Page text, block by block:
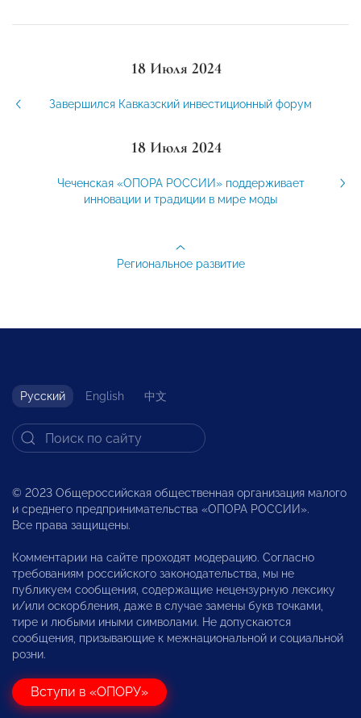
18 Июля 2024
Завершился Кавказский инвестиционный форум
18 Июля 2024
Чеченская «ОПОРА РОССИИ» поддерживает
инновации и традиции в мире моды
Региональное развитие
Русский English 中文
© 2023 Общероссийская общественная организация малого
и среднего предпринимательства «ОПОРА РОССИИ».
Все права защищены.
Комментарии на сайте проходят модерацию. Согласно
требованиям российского законодательства, мы не
публикуем сообщения, содержащие нецензурную лексику
и/или оскорбления, даже в случае замены букв точками,
тире и любыми иными символами. Не допускаются
сообщения, призывающие к межнациональной и социальной
розни.
Вступи в «ОПОРУ»